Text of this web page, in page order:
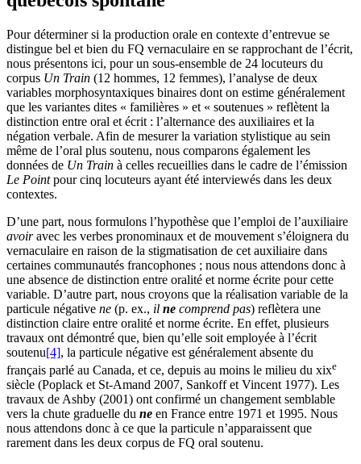
Pour déterminer si la production orale en contexte d’entrevue se
distingue bel et bien du FQ vernaculaire en se rapprochant de l’écrit,
nous présentons ici, pour un sous-ensemble de 24 locuteurs du
corpus Un Train (12 hommes, 12 femmes), l’analyse de deux
variables morphosyntaxiques binaires dont on estime généralement
que les variantes dites « familières » et « soutenues » reflètent la
distinction entre oral et écrit : l’alternance des auxiliaires et la
négation verbale. Afin de mesurer la variation stylistique au sein
même de l’oral plus soutenu, nous comparons également les
données de Un Train à celles recueillies dans le cadre de l’émission
Le Pointpour cinq locuteurs ayant été interviewés dans les deux
contextes.
D’une part, nous formulons l’hypothèse que l’emploi de l’auxiliaire
avoiravec les verbes pronominaux et de mouvement s’éloignera du
vernaculaire en raison de la stigmatisation de cet auxiliaire dans
certaines communautés francophones ; nous nous attendons donc à
une absence de distinction entre oralité et norme écrite pour cette
variable. D’autre part, nous croyons que la réalisation variable de la
particule négative ne (p. ex., il ne comprend pas) reflètera une
distinction claire entre oralité et norme écrite. En effet, plusieurs
travaux ont démontré que, bien qu’elle soit employée à l’écrit
soutenu[4], la particule négative est généralement absente du
français parlé au Canada, et ce, depuis au moins le milieu du xixe
siècle (Poplack et St-Amand 2007, Sankoff et Vincent 1977). Les
travaux de Ashby (2001) ont confirmé un changement semblable
vers la chute graduelle du ne en France entre 1971 et 1995. Nous
nous attendons donc à ce que la particule n’apparaissent que
rarement dans les deux corpus de FQ oral soutenu.